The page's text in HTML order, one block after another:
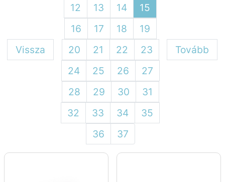
Vissza
12
13 14
15
16
17 18
19
20
21 22
23
24
25 26
27
28
29 30
31
32
33 34
35
36
37
Tovább